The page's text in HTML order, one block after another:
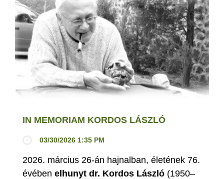
IN MEMORIAM KORDOS LÁSZLÓ
03/30/2026 1:35 PM
2026. március 26-án hajnalban, életének 76.
évében elhunyt dr. Kordos László (1950–